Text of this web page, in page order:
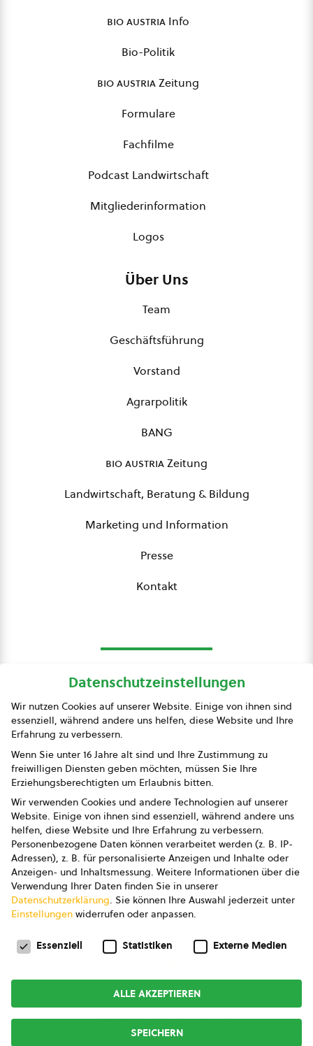
bio austria Info
Bio-Politik
bio austriaZeitung
Formulare
Fachfilme
Podcast Landwirtschaft
Mitgliederinformation
Logos
Über Uns
Team
Geschäftsführung
Vorstand
Agrarpolitik
BANG
bio austriaZeitung
Landwirtschaft, Beratung & Bildung
Marketing und Information
Presse
Kontakt
Presse
Impressum
Datenschutz
AGB
AGB Marketing GmbH
AGB Bildung
Newsletter
Copyright © 2026bio austria
Datenschutzeinstellungen
Wir nutzen Cookies auf unserer Website. Einige von ihnen sind
essenziell, während andere uns helfen, diese Website und Ihre
Erfahrung zu verbessern.
Wenn Sie unter 16 Jahre alt sind und Ihre Zustimmung zu
freiwilligen Diensten geben möchten, müssen Sie Ihre
Erziehungsberechtigten um Erlaubnis bitten.
Wir verwenden Cookies und andere Technologien auf unserer
Website. Einige von ihnen sind essenziell, während andere uns
helfen, diese Website und Ihre Erfahrung zu verbessern.
Personenbezogene Daten können verarbeitet werden (z. B. IP-
Adressen), z. B. für personalisierte Anzeigen und Inhalte oder
Anzeigen- und Inhaltsmessung. Weitere Informationen über die
Verwendung Ihrer Daten finden Sie in unserer
Datenschutzerklärung. Sie können Ihre Auswahl jederzeit unter
Einstellungen widerrufen oder anpassen.
Datenschutzeinstellungen
Essenziell Statistiken Externe Medien
ALLE AKZEPTIEREN
SPEICHERN